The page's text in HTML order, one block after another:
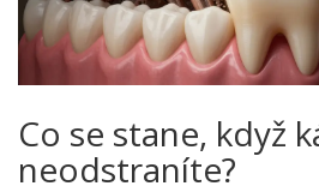
Co se stane, když
neodstraníte?